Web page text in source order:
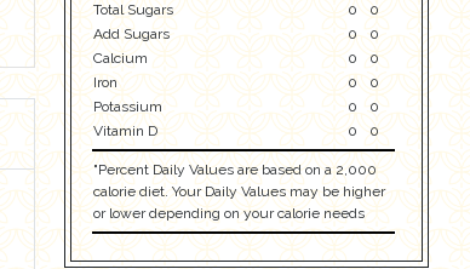
Total Sugars
0
0
Add Sugars
0
0
Calcium
0
0
Iron
0
0
Potassium
0
0
Vitamin D
0 0
"Percent Daily Values are based on a 2,000
calorie diet. Your Daily Values may be higher
or lower depending on your calorie needs